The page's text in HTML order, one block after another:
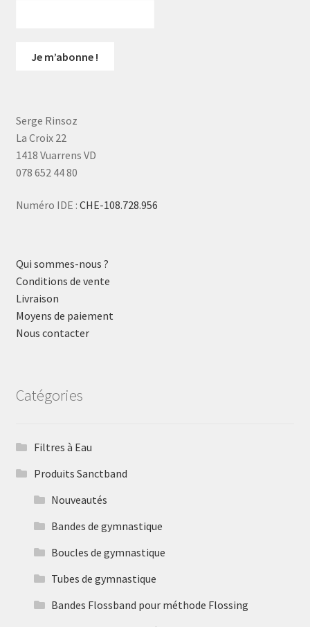
Serge Rinsoz
La Croix 22
1418 Vuarrens VD
078 652 44 80
Numéro IDE : CHE-108.728.956
Qui sommes-nous ?
Conditions de vente
Livraison
Moyens de paiement
Nous contacter
Catégories
Filtres à Eau
Produits Sanctband
Nouveautés
Bandes de gymnastique
Boucles de gymnastique
Tubes de gymnastique
Bandes Flossband pour méthode Flossing